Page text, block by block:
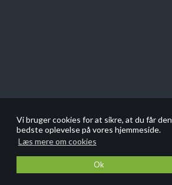
Vi bruger cookies for at sikre, at du får den
bedste oplevelse på vores hjemmeside.
Læs mere om cookies
Ok